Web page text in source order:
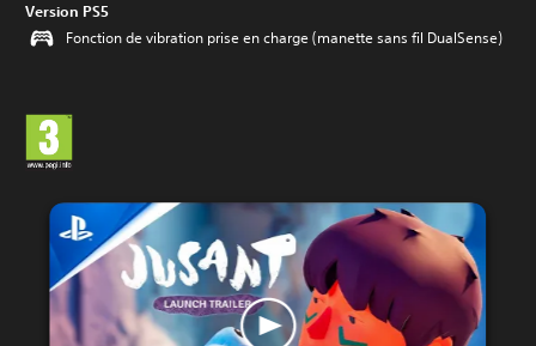
Version PS5
Fonction de vibration prise en charge (manette sans fil DualSense)